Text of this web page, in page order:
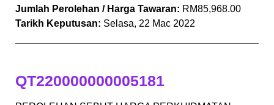
Jumlah Perolehan / Harga Tawaran: RM85,968.00
Tarikh Keputusan: Selasa, 22 Mac 2022
QT220000000005181